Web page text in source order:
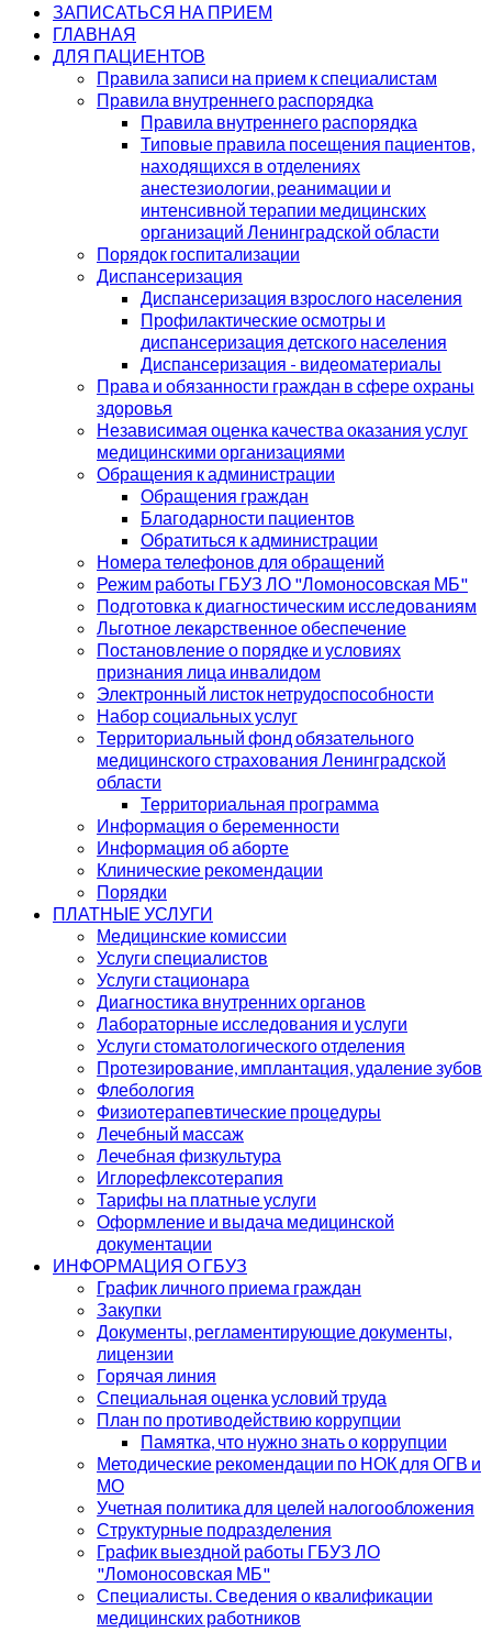
ЗАПИСАТЬСЯ НА ПРИЕМ
ГЛАВНАЯ
ДЛЯ ПАЦИЕНТОВ
Правила записи на прием к специалистам
Правила внутреннего распорядка
Правила внутреннего распорядка
Типовые правила посещения пациентов,
находящихся в отделениях
анестезиологии, реанимации и
интенсивной терапии медицинских
организаций Ленинградской области
Порядок госпитализации
Диспансеризация
Диспансеризация взрослого населения
Профилактические осмотры и
диспансеризация детского населения
Диспансеризация - видеоматериалы
Права и обязанности граждан в сфере охраны
здоровья
Независимая оценка качества оказания услуг
медицинскими организациями
Обращения к администрации
Обращения граждан
Благодарности пациентов
Обратиться к администрации
Номера телефонов для обращений
Режим работы ГБУЗ ЛО "Ломоносовская МБ"
Подготовка к диагностическим исследованиям
Льготное лекарственное обеспечение
Постановление о порядке и условиях
признания лица инвалидом
Электронный листок нетрудоспособности
Набор социальных услуг
Территориальный фонд обязательного
медицинского страхования Ленинградской
области
Территориальная программа
Информация о беременности
Информация об аборте
Клинические рекомендации
Порядки
ПЛАТНЫЕ УСЛУГИ
Медицинские комиссии
Услуги специалистов
Услуги стационара
Диагностика внутренних органов
Лабораторные исследования и услуги
Услуги стоматологического отделения
Протезирование, имплантация, удаление зубов
Флебология
Физиотерапевтические процедуры
Лечебный массаж
Лечебная физкультура
Иглорефлексотерапия
Тарифы на платные услуги
Оформление и выдача медицинской
документации
ИНФОРМАЦИЯ О ГБУЗ
График личного приема граждан
Закупки
Документы, регламентирующие документы,
лицензии
Горячая линия
Специальная оценка условий труда
План по противодействию коррупции
Памятка, что нужно знать о коррупции
Методические рекомендации по НОК для ОГВ и
МО
Учетная политика для целей налогообложения
Структурные подразделения
График выездной работы ГБУЗ ЛО
"Ломоносовская МБ"
Специалисты. Сведения о квалификации
медицинских работников